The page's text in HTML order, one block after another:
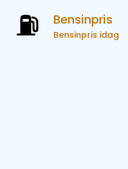
Bensinpris
Bensinpris idag